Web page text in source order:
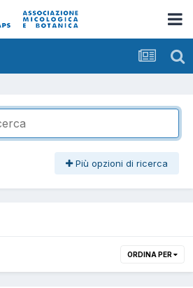
Più opzioni di ricerca
ORDINA PER